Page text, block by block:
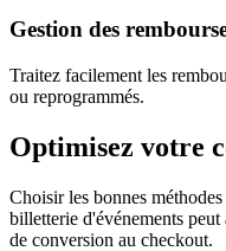
Gestion des
Traitez facilement les
ou reprogrammés.
Optimisez votre
Choisir les bonnes
billetterie d'événements
de conversion au checkout.